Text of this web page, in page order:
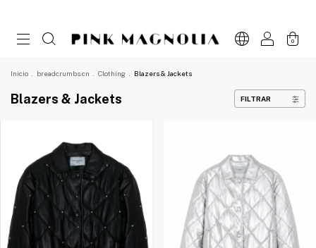
0
Inicio . breadcrumbs.cn . Clothing . Blazers & Jackets
Blazers & Jackets FILTRAR